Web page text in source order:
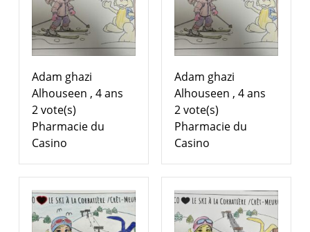
Adam ghazi
Alhouseen , 4 ans
2 vote(s)
Pharmacie du
Casino
Adam ghazi
Alhouseen , 4 ans
2 vote(s)
Pharmacie du
Casino